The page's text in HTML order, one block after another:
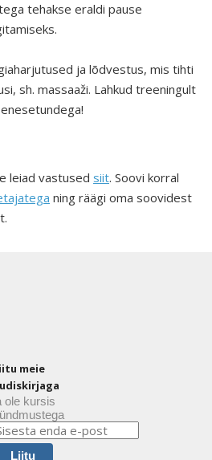
tehakse eraldi pause
ja lõdvestus, mis tihti
sh. massaaži. Lahkud treeningult
leiad vastused siit. Soovi korral
ning räägi oma soovidest
meie
ole kursis